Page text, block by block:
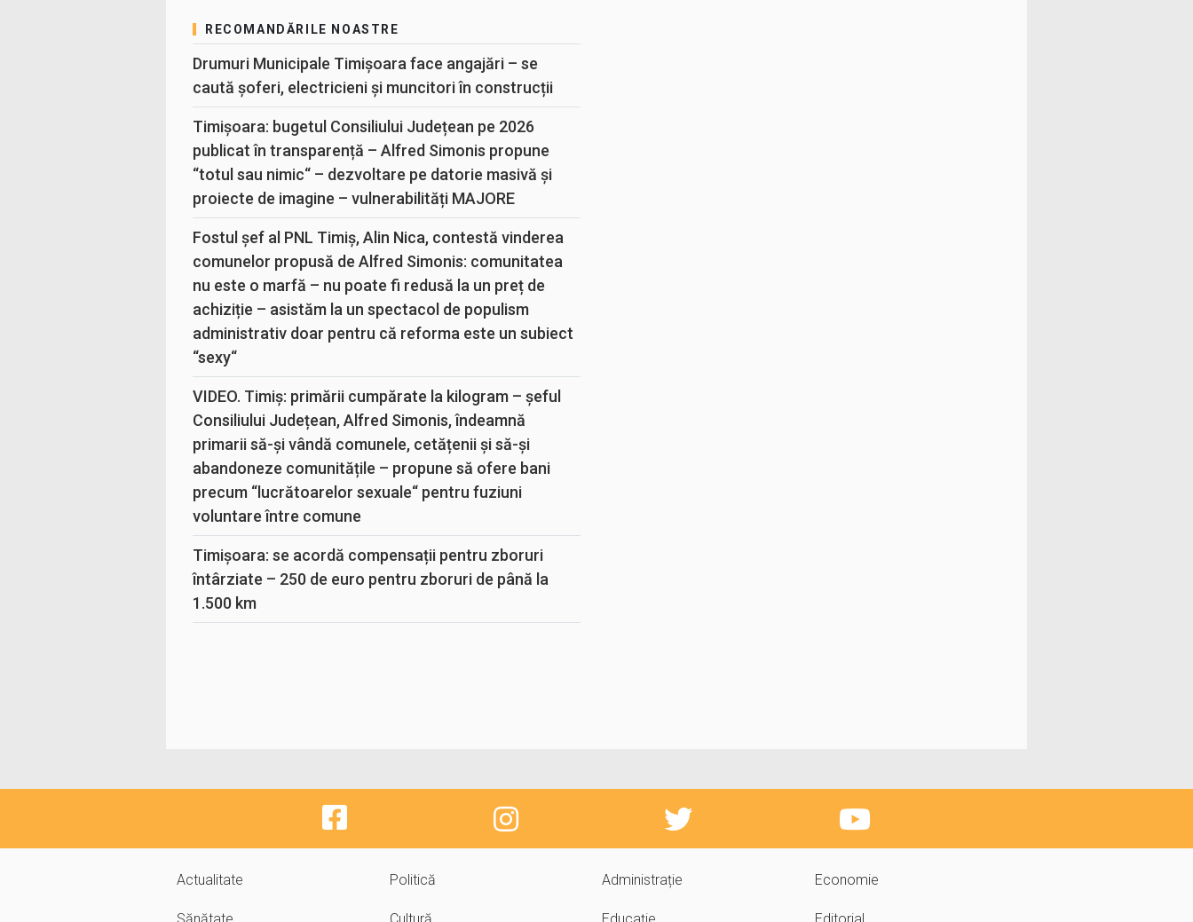
RECOMANDĂRILE NOASTRE
Drumuri Municipale Timișoara face angajări – se
caută șoferi, electricieni și muncitori în construcții
Timișoara: bugetul Consiliului Județean pe 2026
publicat în transparență – Alfred Simonis propune
“totul sau nimic“ – dezvoltare pe datorie masivă și
proiecte de imagine – vulnerabilități MAJORE
Fostul șef al PNL Timiș, Alin Nica, contestă vinderea
comunelor propusă de Alfred Simonis: comunitatea
nu este o marfă – nu poate fi redusă la un preț de
achiziție – asistăm la un spectacol de populism
administrativ doar pentru că reforma este un subiect
“sexy“
VIDEO. Timiș: primării cumpărate la kilogram – șeful
Consiliului Județean, Alfred Simonis, îndeamnă
primarii să-și vândă comunele, cetățenii și să-și
abandoneze comunitățile – propune să ofere bani
precum “lucrătoarelor sexuale“ pentru fuziuni
voluntare între comune
Timișoara: se acordă compensații pentru zboruri
întârziate – 250 de euro pentru zboruri de până la
1.500 km
Actualitate Politică Administrație Economie